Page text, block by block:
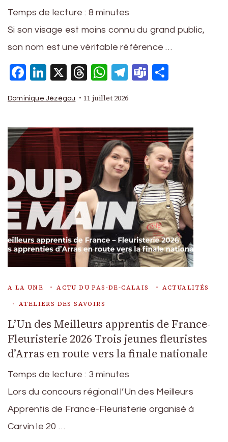
Temps de lecture : 8 minutes
Si son visage est moins connu du grand public,
son nom est une véritable référence …
Facebook
LinkedIn
X Threads
WhatsApp
Telegram
Teams
Dominique Jézégou 11 juillet 2026
A LA UNE ACTU DU PAS-DE-CALAIS
ACTUALITÉS
ATELIERS DES SAVOIRS
L’Un des Meilleurs apprentis de France-
Fleuristerie 2026 Trois jeunes fleuristes
d’Arras en route vers la finale nationale
Temps de lecture : 3 minutes
Lors du concours régional l’Un des Meilleurs
Apprentis de France-Fleuristerie organisé à
Carvin le 20 …